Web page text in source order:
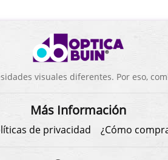
visuales diferentes. Por eso,
Más Información
de privacidad ¿Cómo